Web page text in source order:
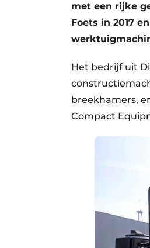
met een rijke
Foets in 2017
Het bedrijf uit
breekhamers,
Compact